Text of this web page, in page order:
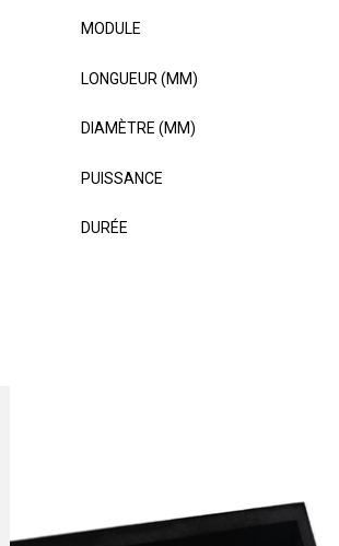
MODULE
LONGUEUR (MM)
DIAMÈTRE (MM)
PUISSANCE
DURÉE